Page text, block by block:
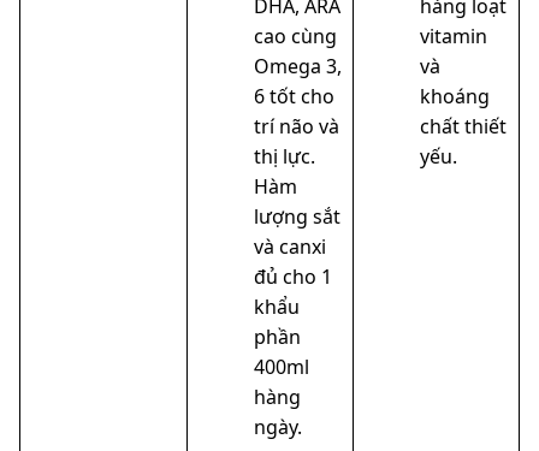
DHA, ARA
cao cùng
Omega 3,
6 tốt cho
trí não và
thị lực.
Hàm
lượng sắt
và canxi
đủ cho 1
khẩu
phần
400ml
hàng
ngày.
hàng loạt
vitamin
và
khoáng
chất thiết
yếu.